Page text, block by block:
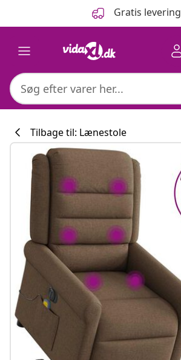
Gratis levering
#sharemevidaxl
Tilbage til: Lænestole